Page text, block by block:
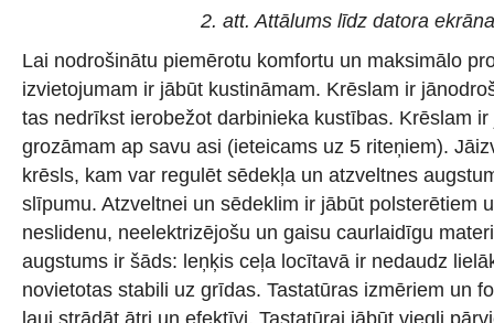
2. att. Attālums līdz datora
Lai nodrošinātu piemērotu komfortu un maksimālo
izvietojumam ir jābūt kustināmam. Krēslam ir
tas nedrīkst ierobežot darbinieka kustības. Krēslam
grozāmam ap savu asi (ieteicams uz 5 riteņiem).
krēsls, kam var regulēt sēdekļa un atzveltnes
slīpumu. Atzveltnei un sēdeklim ir jābūt polsterētiem
neslidenu, neelektrizējošu un gaisu caurlaidīgu
augstums ir šāds: leņķis ceļa locītavā ir nedaudz
novietotas stabili uz grīdas. Tastatūras izmēriem un
ļauj strādāt ātri un efektīvi. Tastatūrai jābūt viegli